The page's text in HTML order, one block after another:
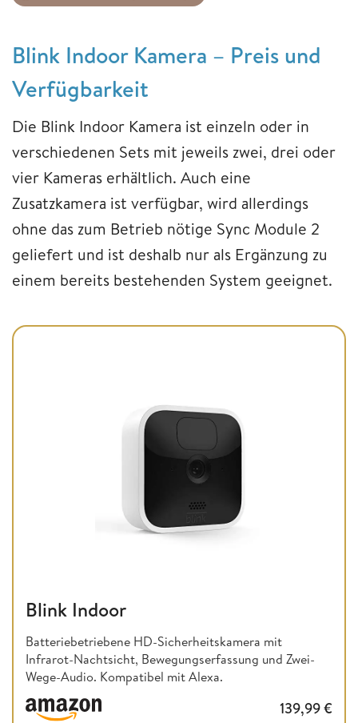
Blink Indoor Kamera – Preis und
Verfügbarkeit
Die Blink Indoor Kamera ist einzeln oder in
verschiedenen Sets mit jeweils zwei, drei oder
vier Kameras erhältlich. Auch eine
Zusatzkamera ist verfügbar, wird allerdings
ohne das zum Betrieb nötige Sync Module 2
geliefert und ist deshalb nur als Ergänzung zu
einem bereits bestehenden System geeignet.
Blink Indoor
Batteriebetriebene HD-Sicherheitskamera mit
Infrarot-Nachtsicht, Bewegungserfassung und Zwei-
Wege-Audio. Kompatibel mit Alexa.
139,99€